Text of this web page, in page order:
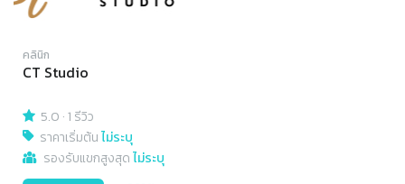
คลินิก
CT Studio
5.0 ·1 รีวิว
ราคาเริ่มต้นไม่ระบุ
รองรับแขกสูงสุดไม่ระบุ